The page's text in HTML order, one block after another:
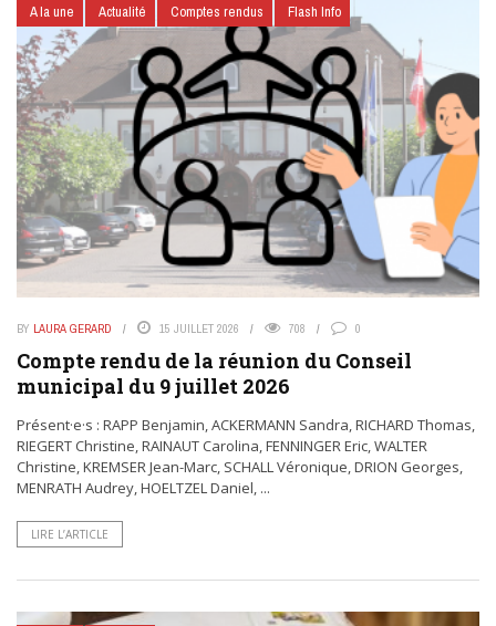
A la une Actualité Comptes rendus Flash Info
BY LAURA GERARD 15 JUILLET 2026 708 0
Compte rendu de la réunion du Conseil
municipal du 9 juillet 2026
Présent·e·s : RAPP Benjamin, ACKERMANN Sandra, RICHARD Thomas,
RIEGERT Christine, RAINAUT Carolina, FENNINGER Eric, WALTER
Christine, KREMSER Jean-Marc, SCHALL Véronique, DRION Georges,
MENRATH Audrey, HOELTZEL Daniel, ...
LIRE L’ARTICLE